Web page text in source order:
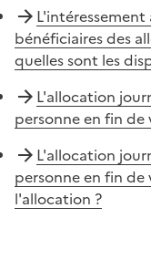
bénéficiaires des
quelles sont les
L'allocation
personne en fin de
L'allocation
personne en fin de
l'allocation ?